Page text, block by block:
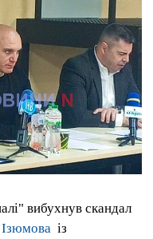
вибухнув скандал
із